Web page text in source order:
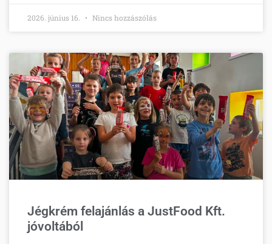
2026. június 16. Nincs hozzászólás
Jégkrém felajánlás a JustFood Kft.
jóvoltából